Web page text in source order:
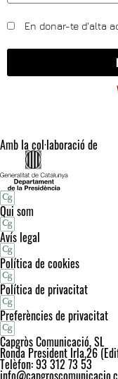
En donar-te d'alta
Amb la col·laboració de
Qui som
Avís legal
Política de cookies
Política de privacitat
Preferències de privacitat
Capgròs Comunicació, SL
Ronda President Irla,26
Telèfon: 93 312 73 53